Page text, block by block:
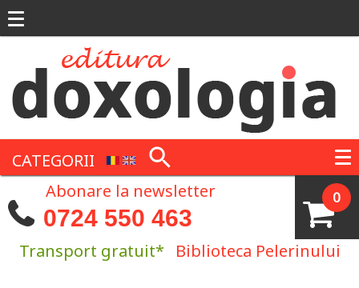
CATEGORII
0
Abonare la newsletter
0724 550 463
Transport gratuit* Biblioteca Pelerinului